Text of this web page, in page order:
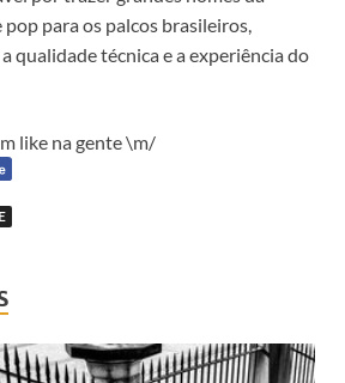
para os palcos brasileiros,
qualidade técnica e a experiência do
like na gente \m/